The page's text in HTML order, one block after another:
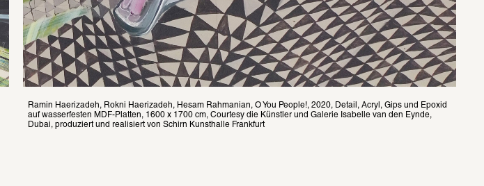
Ramin Haerizadeh, Rokni Haerizadeh, Hesam Rahmanian, O You People!, 2020, Detail, Acryl, Gips und Epoxid
auf wasserfesten MDF-Platten, 1600 x 1700 cm, Courtesy die Künstler und Galerie Isabelle van den Eynde,
Dubai, produziert und realisiert von Schirn Kunsthalle Frankfurt